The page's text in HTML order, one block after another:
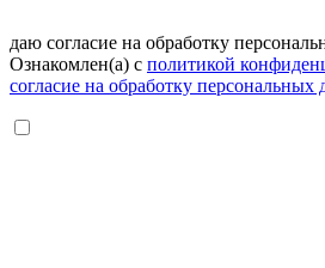
даю согласие на обработку
Ознакомлен(а) с политикой
согласие на обработку персональных